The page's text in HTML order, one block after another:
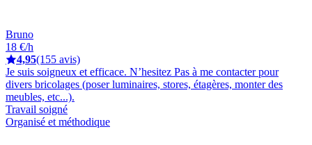
Bruno
18 €/h
4,95(155 avis)
Je suis soigneux et efficace. N’hesitez Pas à me contacter pour
divers bricolages (poser luminaires, stores, étagères, monter des
meubles, etc...).
Travail soigné
Organisé et méthodique